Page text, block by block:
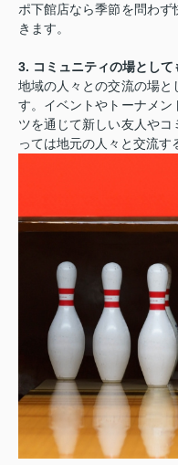
ポ下館店なら季節を問わ
きます。
3. コミュニティの場として
地域の人々との交流の場と
す。イベントやトーナメン
ツを通じて新しい友人やコ
っては地元の人々と交流す